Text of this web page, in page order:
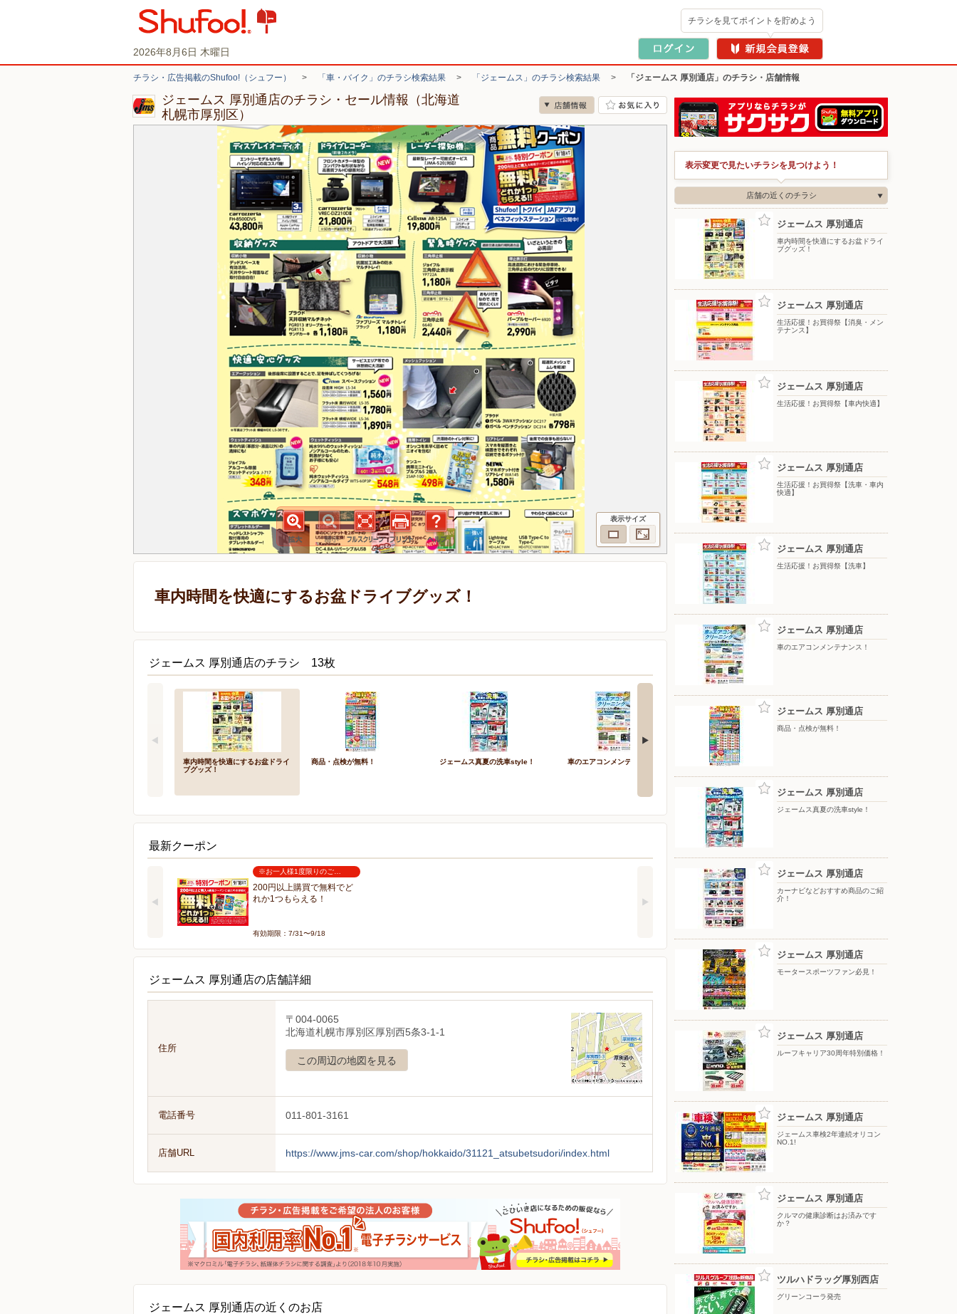
2026年8月6日 木曜日
チラシを見てポイントを貯めよう
チラシ・広告掲載のShufoo!（シュフー） > 「車・バイク」のチラシ検索結果 > 「ジェームス」のチラシ検索結果 > 「ジェームス 厚別通店」のチラシ・店舗情報
ジェームス 厚別通店のチラシ・セール情報（北海道
札幌市厚別区）
表示サイズ
車内時間を快適にするお盆ドライブグッズ！
ジェームス 厚別通店のチラシ 13枚
車内時間を快適にするお盆ドライ
ブグッズ！
商品・点検が無料！ ジェームス真夏の洗車style！ 車のエアコンメンテナンス！
カーナビなどおすすめ商品のご紹
最新クーポン
※お一人様1度限りのご…
200円以上購買で無料でど
れか1つもらえる！
有効期限：7/31〜9/18
ジェームス 厚別通店の店舗詳細
住所
〒004-0065
北海道札幌市厚別区厚別西5条3-1-1
この周辺の地図を見る
電話番号 011-801-3161
店舗URL https://www.jms-car.com/shop/hokkaido/31121_atsubetsudori/index.html
ジェームス 厚別通店の近くのお店
表示変更で見たいチラシを見つけよう！
店舗の近くのチラシ
ジェームス 厚別通店
車内時間を快適にするお盆ドライ
ブグッズ！
ジェームス 厚別通店
生活応援！お買得祭【消臭・メン
テナンス】
ジェームス 厚別通店
生活応援！お買得祭【車内快適】
ジェームス 厚別通店
生活応援！お買得祭【洗車・車内
快適】
ジェームス 厚別通店
生活応援！お買得祭【洗車】
ジェームス 厚別通店
車のエアコンメンテナンス！
ジェームス 厚別通店
商品・点検が無料！
ジェームス 厚別通店
ジェームス真夏の洗車style！
ジェームス 厚別通店
カーナビなどおすすめ商品のご紹
介！
ジェームス 厚別通店
モータースポーツファン必見！
ジェームス 厚別通店
ルーフキャリア30周年特別価格！
ジェームス 厚別通店
ジェームス車検2年連続オリコン
NO.1!
ジェームス 厚別通店
クルマの健康診断はお済みです
か？
ツルハドラッグ厚別西店
グリーンコーラ発売